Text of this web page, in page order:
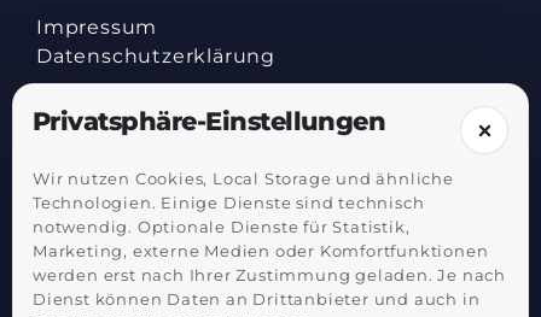
Impressum
Datenschutz­erklärung
Privatsphäre-Einstellungen
Wir nutzen Cookies, Local Storage und ähnliche
Technologien. Einige Dienste sind technisch
notwendig. Optionale Dienste für Statistik,
Marketing, externe Medien oder Komfortfunktionen
werden erst nach Ihrer Zustimmung geladen. Je nach
Dienst können Daten an Drittanbieter und auch in